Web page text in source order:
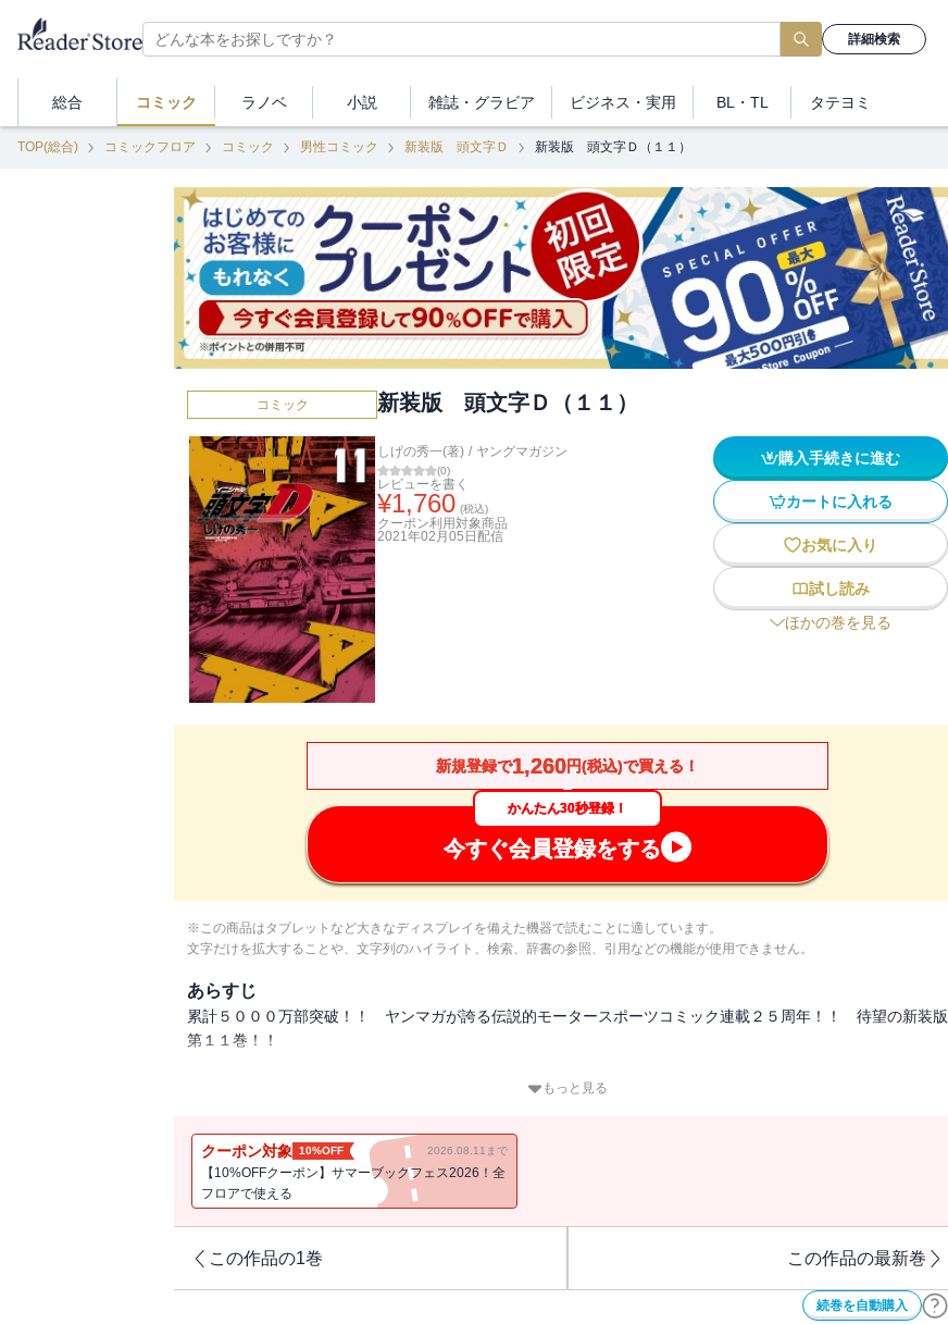
詳細検索
総合 コミック ラノベ 小説 雑誌・ グラビア ビジネス ・実用 BL・TL タテヨミ
TOP(総合) コミックフロア コミック 男性コミック 新装版 頭文字Ｄ 新装版 頭文字Ｄ（１１）
コミック 新装版 頭文字Ｄ（１１）
しげの秀一(著) / ヤングマガジン
(0)
レビューを書く
¥1,760 (税込)
クーポン利用対象商品
2021年02月05日 配信
購入手続きに進む
カートに入れる
お気に入り
試し読み
ほかの巻を見る
新規登録で1,260円(税込)で買える！
かんたん30秒登録！
今すぐ会員登録をする
※この商品はタブレットなど大きなディスプレイを備えた機器で読むことに適しています。
文字だけを拡大することや、文字列のハイライト、検索、辞書の参照、引用などの機能が使用できません。
あらすじ
累計５０００万部突破！！ ヤンマガが誇る伝説的モータースポーツコミック連載２５周年！！ 待望の新装版
第１１巻！！
峠を知る現役プロレーサー・舘智幸とのバトルに涼介が選んだのは、なんと啓介ではなく拓海だった！！ 予想
峠あがりのプロを相手に「Ｄ」の頭脳・高橋涼介と拓海は、ストリートのスペシャリストのプライドをかけて戦
う！
もっと見る
クーポン対象 10%OFF 2026.08.11まで
【10%OFFクーポン】サマーブックフェス2026！全
フロアで使える
この作品の1巻 この作品の最新巻
続巻を自動購入